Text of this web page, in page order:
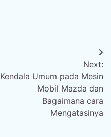
Next:
Kendala Umum pada Mesin
Mobil Mazda dan
Bagaimana cara
Mengatasinya